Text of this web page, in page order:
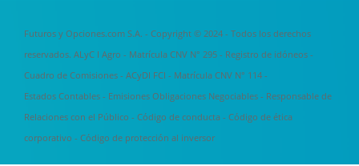
Futuros y Opciones.com S.A. - Copyright © 2024 - Todos los derechos
reservados. ALyC I Agro - Matrícula CNV N° 295 - Registro de idóneos -
Cuadro de Comisiones - ACyDI FCI - Matrícula CNV N° 114 -
Estados Contables - Emisiones Obligaciones Negociables - Responsable de
Relaciones con el Público - Código de conducta - Código de ética
corporativo - Código de protección al inversor